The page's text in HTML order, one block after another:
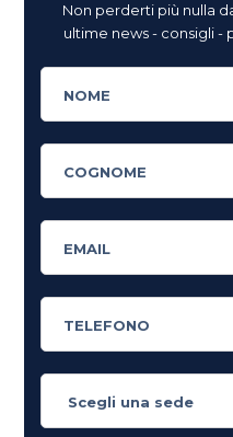
Non perderti più nulla
ultime news - consigli -